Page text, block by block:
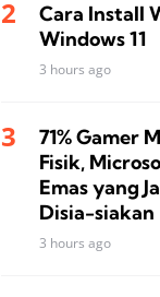
Cara Install
Windows 11
3 hours ago
71% Gamer
Fisik,
Emas yang
Disia-siakan
3 hours ago